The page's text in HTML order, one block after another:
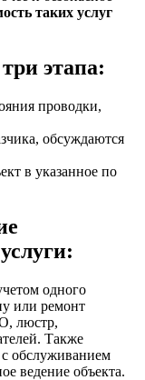
таких услуг
этапа:
проводки,
обсуждаются
в указанное по
одного
или ремонт
люстр,
Также
с обслуживанием
ведение объекта.